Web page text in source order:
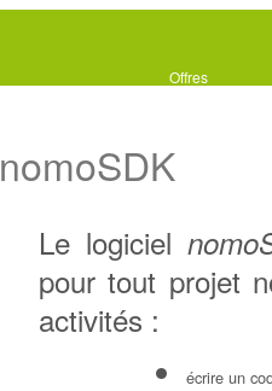
Offres
nomoSDK
Le logiciel
pour tout projet
activités :
écrire un